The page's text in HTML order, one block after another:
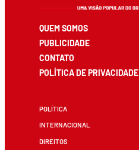
QUEM SOMOS
PUBLICIDADE
CONTATO
POLÍTICA DE PRIVACIDADE
POLÍTICA
INTERNACIONAL
DIREITOS